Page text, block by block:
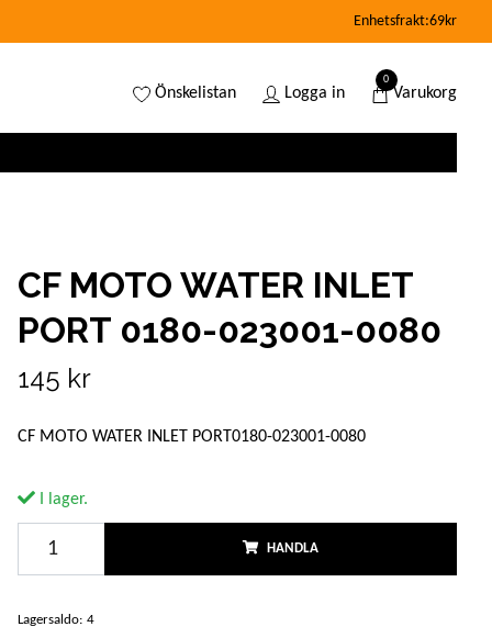
Enhetsfrakt:69kr
Önskelistan Logga in
0
Varukorg
CF MOTO WATER INLET
PORT 0180-023001-0080
145 kr
CF MOTO WATER INLET PORT0180-023001-0080
I lager.
HANDLA
Lagersaldo: 4